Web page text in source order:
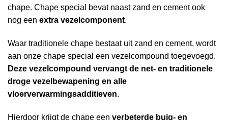
chape. Chape special bevat naast zand en cement ook
nog een extra vezelcomponent.
Waar traditionele chape bestaat uit zand en cement, wordt
aan onze chape special een vezelcompound toegevoegd.
Deze vezelcompound vervangt de net- en traditionele
droge vezelbewapening en alle
vloerverwarmingsadditieven.
Hierdoor krijgt de chape een verbeterde buig- en